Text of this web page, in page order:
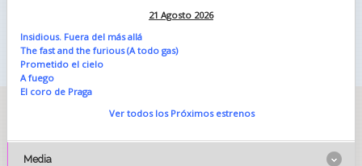
21 Agosto 2026
Insidious. Fuera del más allá
The fast and the furious (A todo gas)
Prometido el cielo
A fuego
El coro de Praga
Ver todos los Próximos estrenos
Media